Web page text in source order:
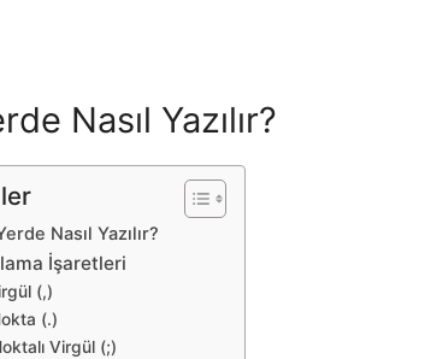
Nasıl Yazılır?
Nasıl Yazılır?
İşaretleri
(,)
(.)
Virgül (;)